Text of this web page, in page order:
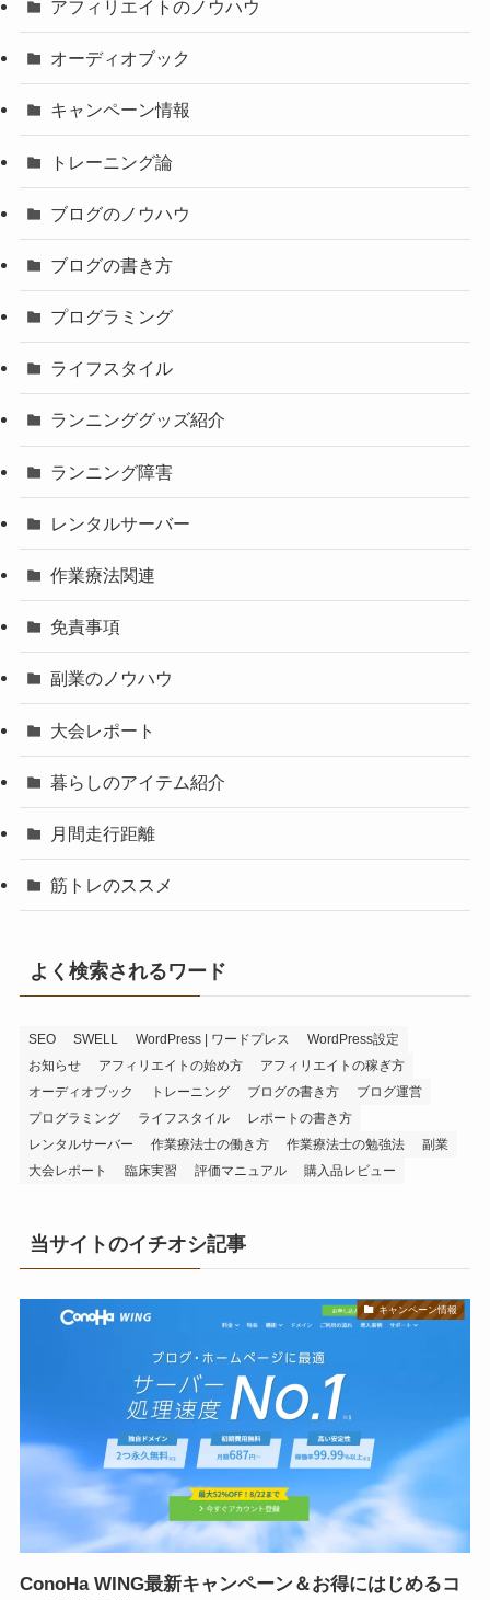
アフィリエイトのノウハウ
オーディオブック
キャンペーン情報
トレーニング論
ブログのノウハウ
ブログの書き方
プログラミング
ライフスタイル
ランニンググッズ紹介
ランニング障害
レンタルサーバー
作業療法関連
免責事項
副業のノウハウ
大会レポート
暮らしのアイテム紹介
月間走行距離
筋トレのススメ
よく検索されるワード
SEO SWELL WordPress | ワードプレス
WordPress設定
お知らせ
アフィリエイトの始め方
アフィリエイトの稼ぎ方
オーディオブック
トレーニング ブログの書き方
ブログ運営
プログラミング
ライフスタイル
レポートの書き方
レンタルサーバー
作業療法士の働き方 作業療法士の勉強法
副業
大会レポート
臨床実習 評価マニュアル 購入品レビュー
当サイトのイチオシ記事
キャンペーン情報
ConoHa WING最新キャンペーン＆お得にはじめるコ